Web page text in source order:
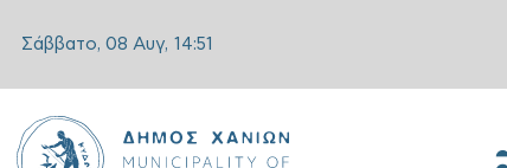
Σάββατο, 08 Αυγ, 14:51